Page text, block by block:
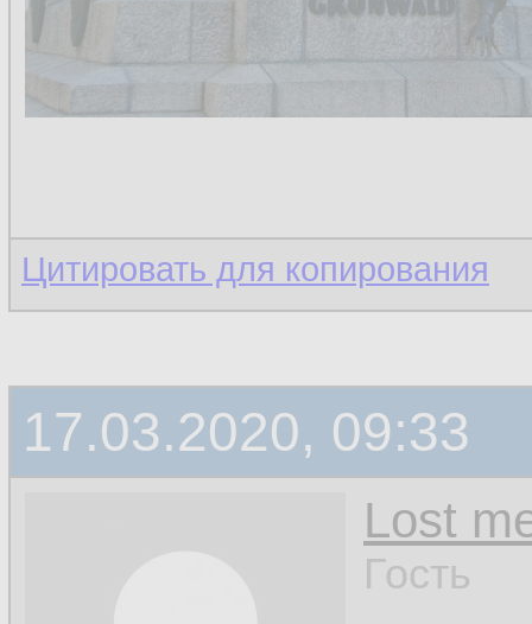
Цитировать для копирования
17.03.2020, 09:33
Lost
Гость